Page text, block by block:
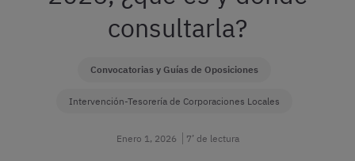
consultarla?
Convocatorias y Guías de Oposiciones
Intervención-Tesorería de Corporaciones Locales
Enero 1, 2026 7’ de lectura